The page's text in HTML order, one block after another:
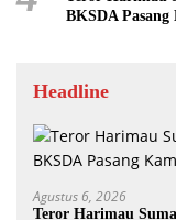
BKSDA
Headline
Agustus 6, 2026
Teror Harimau